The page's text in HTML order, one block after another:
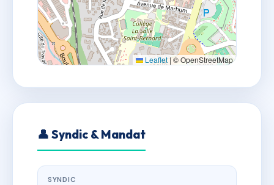
Leaflet|© OpenStreetMap
👤 Syndic & Mandat
SYNDIC